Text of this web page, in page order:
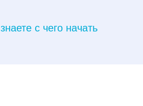
с чего начать